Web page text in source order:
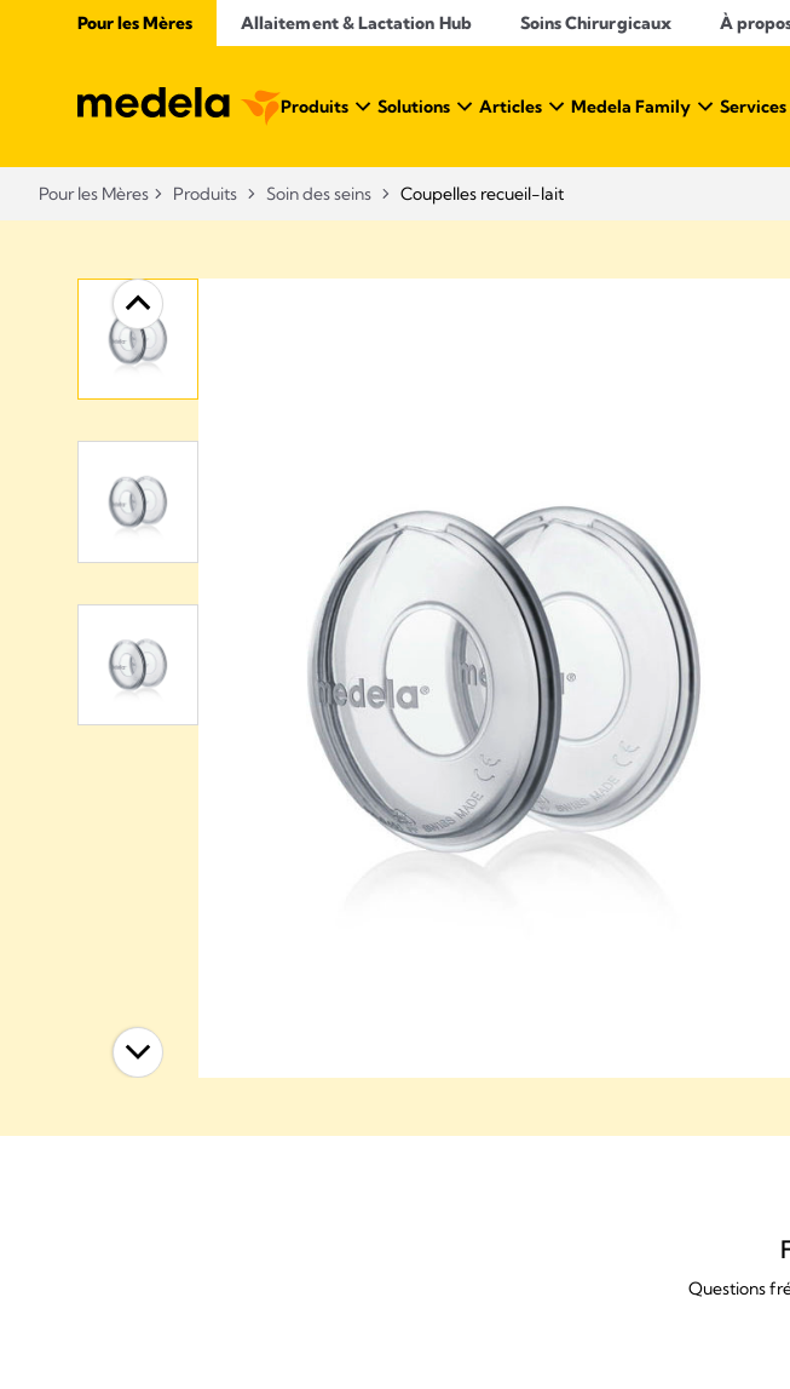
Pour les Mères Allaitement & Lactation Hub Soins Chirurgicaux À
Produits Solutions Articles Medela Family Services
Pour les Mères Produits Soin des seins Coupelles recueil-lait
Questions